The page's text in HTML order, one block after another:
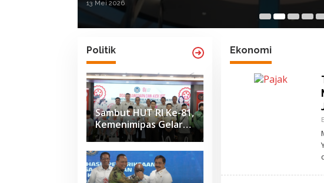
13 Mei 2026
Politik
Sambut HUT RI Ke-81,
Kemenimipas Gelar
Doa Lintas Agama
dan Paparkan
Capaian Semester I
2026
Ekonomi